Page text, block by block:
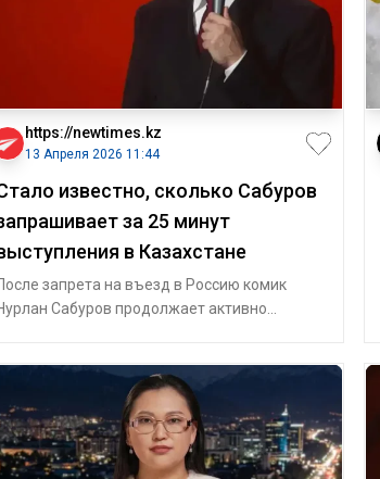
https://newtimes.kz
13 Апреля 2026 11:44
известно, сколько Сабуров
за 25 минут
в Казахстане
запрета на въезд в Россию комик
Сабуров продолжает активно